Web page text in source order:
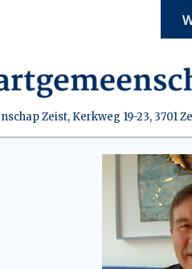
Zeist, Kerkweg 19-23, 3701